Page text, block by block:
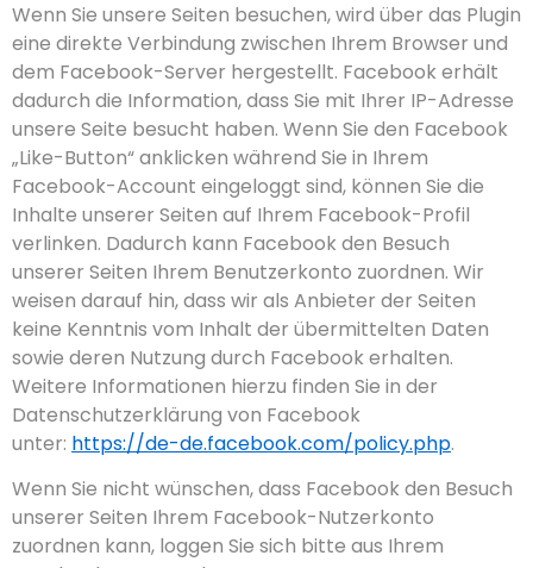
Wenn Sie unsere Seiten besuchen, wird über das Plugin
eine direkte Verbindung zwischen Ihrem Browser und
dem Facebook-Server hergestellt. Facebook erhält
dadurch die Information, dass Sie mit Ihrer IP-Adresse
unsere Seite besucht haben. Wenn Sie den Facebook
„Like-Button“ anklicken während Sie in Ihrem
Facebook-Account eingeloggt sind, können Sie die
Inhalte unserer Seiten auf Ihrem Facebook-Profil
verlinken. Dadurch kann Facebook den Besuch
unserer Seiten Ihrem Benutzerkonto zuordnen. Wir
weisen darauf hin, dass wir als Anbieter der Seiten
keine Kenntnis vom Inhalt der übermittelten Daten
sowie deren Nutzung durch Facebook erhalten.
Weitere Informationen hierzu finden Sie in der
Datenschutzerklärung von Facebook
unter: https://de-de.facebook.com/policy.php.
Wenn Sie nicht wünschen, dass Facebook den Besuch
unserer Seiten Ihrem Facebook-Nutzerkonto
zuordnen kann, loggen Sie sich bitte aus Ihrem